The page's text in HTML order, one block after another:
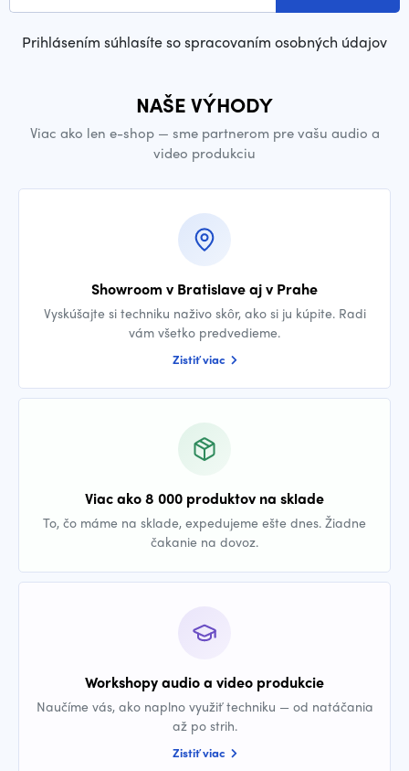
Prihlásením súhlasíte so spracovaním osobných údajov
NAŠE VÝHODY
Viac ako len e-shop — sme partnerom pre vašu audio a
video produkciu
Showroom v Bratislave aj v Prahe
Vyskúšajte si techniku naživo skôr, ako si ju kúpite. Radi
vám všetko predvedieme.
Zistiť viac
Viac ako 8 000 produktov na sklade
To, čo máme na sklade, expedujeme ešte dnes. Žiadne
čakanie na dovoz.
Workshopy audio a video produkcie
Naučíme vás, ako naplno využiť techniku — od natáčania
až po strih.
Zistiť viac